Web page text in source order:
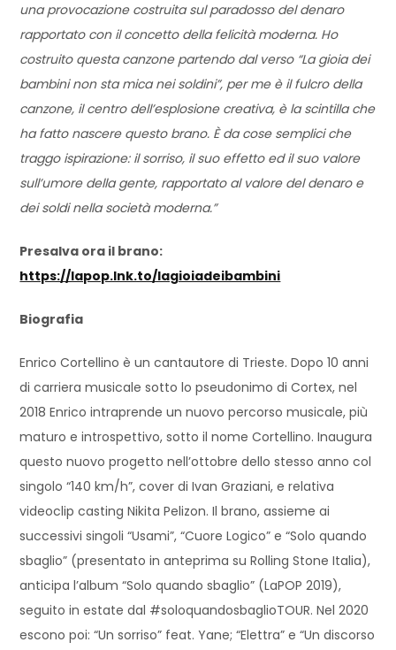
una provocazione costruita sul paradosso del denaro
rapportato con il concetto della felicità moderna. Ho
costruito questa canzone partendo dal verso “La gioia dei
bambini non sta mica nei soldini”, per me è il fulcro della
canzone, il centro dell’esplosione creativa, è la scintilla che
ha fatto nascere questo brano. È da cose semplici che
traggo ispirazione: il sorriso, il suo effetto ed il suo valore
sull’umore della gente, rapportato al valore del denaro e
dei soldi nella società moderna.”
Presalva ora il brano:
https://lapop.lnk.to/lagioiadeibambini
Biografia
Enrico Cortellino è un cantautore di Trieste. Dopo 10 anni
di carriera musicale sotto lo pseudonimo di Cortex, nel
2018 Enrico intraprende un nuovo percorso musicale, più
maturo e introspettivo, sotto il nome Cortellino. Inaugura
questo nuovo progetto nell’ottobre dello stesso anno col
singolo “140 km/h”, cover di Ivan Graziani, e relativa
videoclip casting Nikita Pelizon. Il brano, assieme ai
successivi singoli “Usami”, “Cuore Logico” e “Solo quando
sbaglio” (presentato in anteprima su Rolling Stone Italia),
anticipa l’album “Solo quando sbaglio” (LaPOP 2019),
seguito in estate dal #soloquandosbaglioTOUR. Nel 2020
escono poi: “Un sorriso” feat. Yane; “Elettra” e “Un discorso